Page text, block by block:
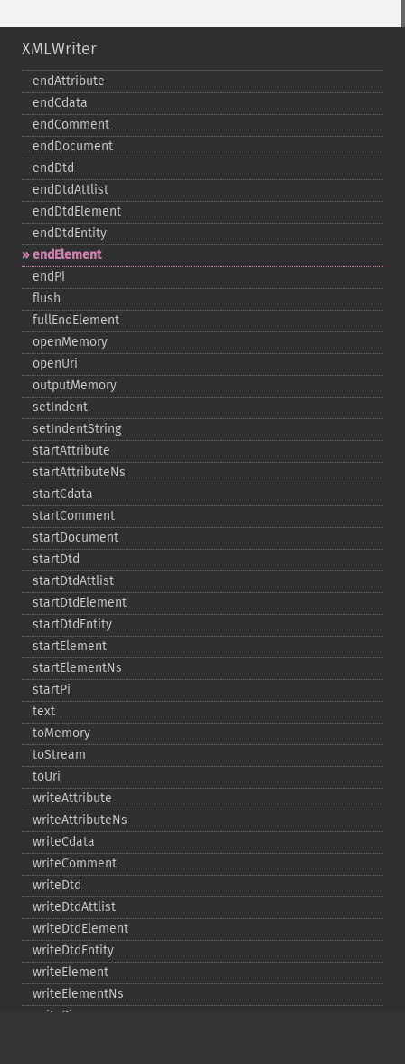
XMLWriter
endAttribute
endCdata
endComment
endDocument
endDtd
endDtdAttlist
endDtdElement
endDtdEntity
endElement
endPi
flush
fullEndElement
openMemory
openUri
outputMemory
setIndent
setIndentString
startAttribute
startAttributeNs
startCdata
startComment
startDocument
startDtd
startDtdAttlist
startDtdElement
startDtdEntity
startElement
startElementNs
startPi
text
toMemory
toStream
toUri
writeAttribute
writeAttributeNs
writeCdata
writeComment
writeDtd
writeDtdAttlist
writeDtdElement
writeDtdEntity
writeElement
writeElementNs
writePi